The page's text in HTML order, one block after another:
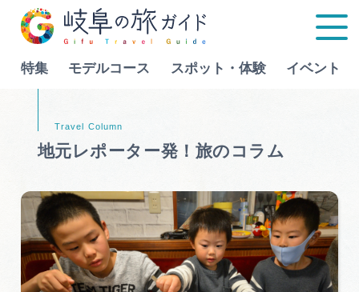
特集 モデルコース スポット・体験 イベント
モデルコース
スポット・体験
Language
地元レポーター発！旅のコラム